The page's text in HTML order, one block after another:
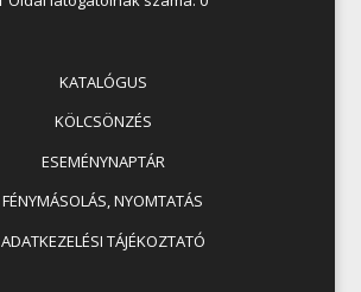
KATALÓGUS
KÖLCSÖNZÉS
ESEMÉNYNAPTÁR
FÉNYMÁSOLÁS, NYOMTATÁS
ADATKEZELÉSI TÁJÉKOZTATÓ